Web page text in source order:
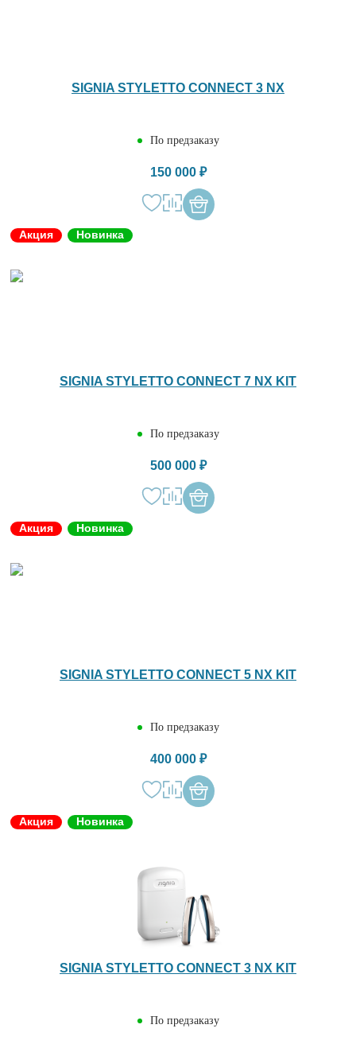
SIGNIA STYLETTO CONNECT 3 NX
По предзаказу
150 000 ₽
Акция Новинка
SIGNIA STYLETTO CONNECT 7 NX KIT
По предзаказу
500 000 ₽
Акция Новинка
SIGNIA STYLETTO CONNECT 5 NX KIT
По предзаказу
400 000 ₽
Акция Новинка
SIGNIA STYLETTO CONNECT 3 NX KIT
По предзаказу